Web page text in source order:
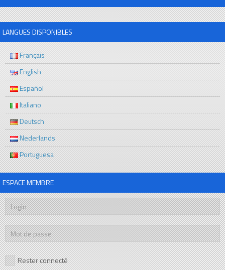
LANGUES DISPONIBLES
Français
English
Español
Italiano
Deutsch
Nederlands
Portuguesa
ESPACE MEMBRE
Rester connecté